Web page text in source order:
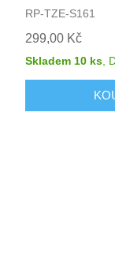
RP-TZE-S161
299,00 Kč
Skladem 10 ks